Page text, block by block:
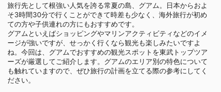
旅行先として根強い人気を誇る常夏の島、グアム。日本からおよ
そ3時間30分で行くことができて時差も少なく、海外旅行が初め
ての方や子供連れの方にもおすすめです。
グアムといえばショッピングやマリンアクティビティなどのイメ
ージが強いですが、せっかく行くなら観光も楽しみたいですよ
ね。今回は、グアムでおすすめの観光スポットを東武トップツア
ーズが厳選してご紹介します。グアムのエリア別の特色について
も触れていますので、ぜひ旅行の計画を立てる際の参考にしてく
ださい。